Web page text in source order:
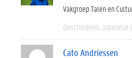
Vakgroep Talen en
Geschiedenis Japanese
Cato Andriessen